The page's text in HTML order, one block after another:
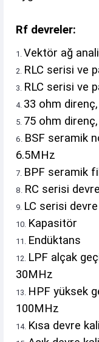
Rf devreler:
Vektör ağ
RLC serisi ve
RLC serisi ve
33 ohm
75 ohm
BSF seramik
6.5MHz
BPF seramik
RC serisi devre
LC serisi devre
Kapasitör
Endüktans
LPF alçak
30MHz
HPF yüksek
100MHz
Kısa devre